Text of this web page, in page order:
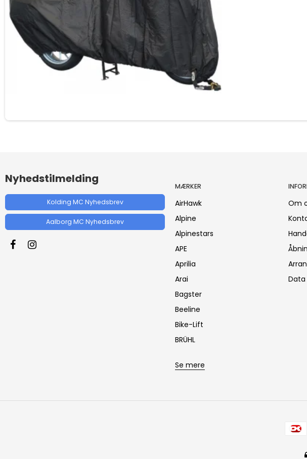
Nyhedstilmelding
Kolding MC Nyhedsbrev
Aalborg MC Nyhedsbrev
MÆRKER
AirHawk
Alpine
Alpinestars
APE
Aprilia
Arai
Bagster
Beeline
Bike-Lift
BRÜHL
Se mere
Om